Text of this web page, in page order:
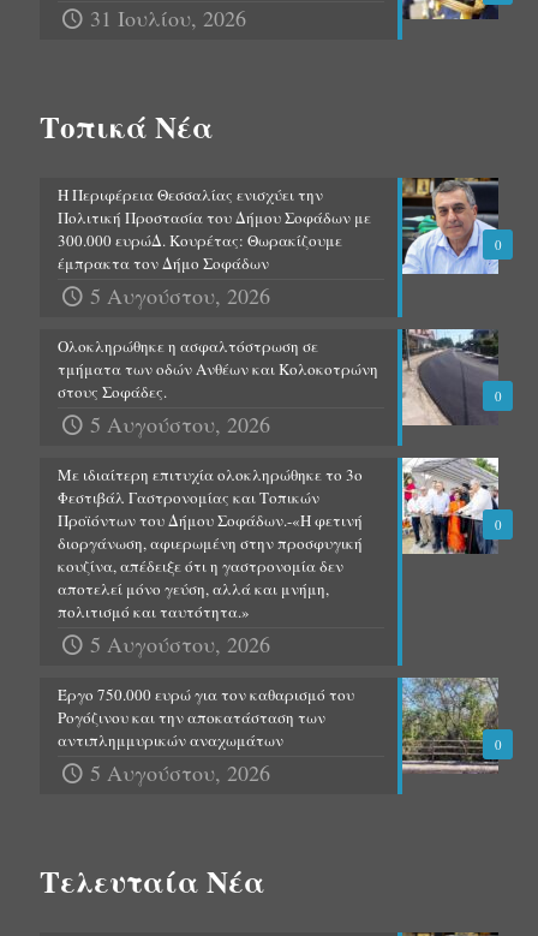
31 Ιουλίου, 2026
Τοπικά Νέα
0
Η Περιφέρεια Θεσσαλίας ενισχύει την
Πολιτική Προστασία του Δήμου Σοφάδων με
300.000 ευρώΔ. Κουρέτας: Θωρακίζουμε
έμπρακτα τον Δήμο Σοφάδων
5 Αυγούστου, 2026
0
Ολοκληρώθηκε η ασφαλτόστρωση σε
τμήματα των οδών Ανθέων και Κολοκοτρώνη
στους Σοφάδες.
5 Αυγούστου, 2026
0
Με ιδιαίτερη επιτυχία ολοκληρώθηκε το 3ο
Φεστιβάλ Γαστρονομίας και Τοπικών
Προϊόντων του Δήμου Σοφάδων.-«Η φετινή
διοργάνωση, αφιερωμένη στην προσφυγική
κουζίνα, απέδειξε ότι η γαστρονομία δεν
αποτελεί μόνο γεύση, αλλά και μνήμη,
πολιτισμό και ταυτότητα.»
5 Αυγούστου, 2026
0
Έργο 750.000 ευρώ για τον καθαρισμό του
Ρογόζινου και την αποκατάσταση των
αντιπλημμυρικών αναχωμάτων
5 Αυγούστου, 2026
Τελευταία Νέα